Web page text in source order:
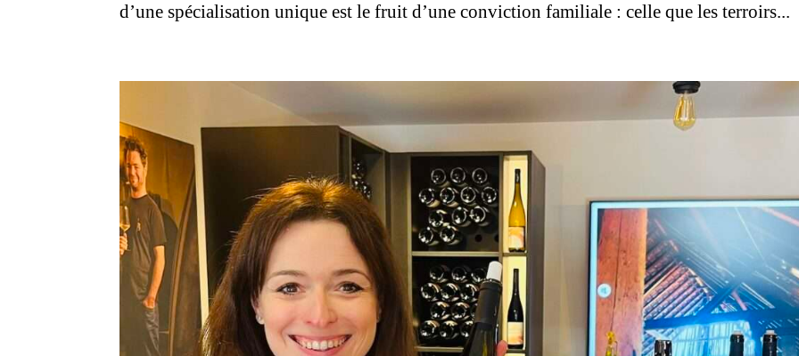
d’une spécialisation unique est le fruit d’une conviction familiale : celle que les terroirs...